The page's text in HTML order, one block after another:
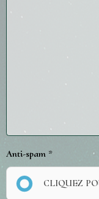
Anti-spam
CLIQUEZ